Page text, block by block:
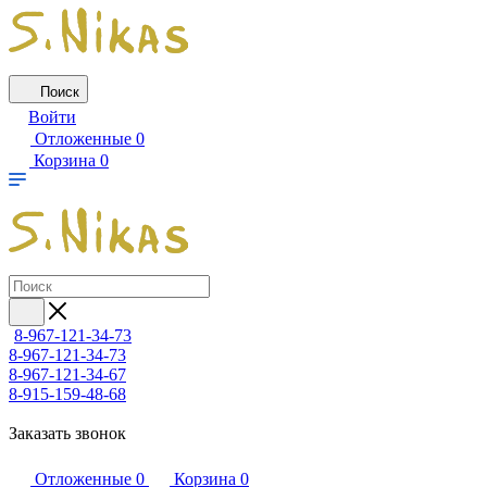
Поиск
Войти
Отложенные 0
Корзина 0
8-967-121-34-73
8-967-121-34-73
8-967-121-34-67
8-915-159-48-68
Заказать звонок
Отложенные 0 Корзина 0